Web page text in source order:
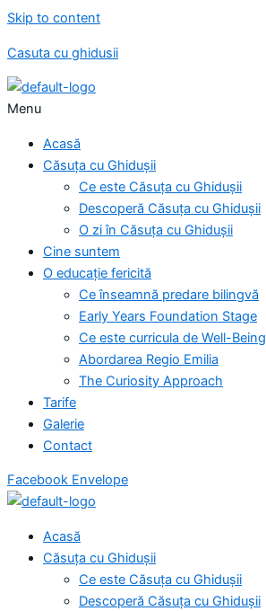
Skip to content
Casuta cu ghidusii
Menu
Acasă
Căsuța cu Ghidușii
Ce este Căsuța cu Ghidușii
Descoperă Căsuța cu Ghidușii
O zi în Căsuța cu Ghidușii
Cine suntem
O educație fericită
Ce înseamnă predare bilingvă
Early Years Foundation Stage
Ce este curricula de Well-Being
Abordarea Regio Emilia
The Curiosity Approach
Tarife
Galerie
Contact
Facebook Envelope
Acasă
Căsuța cu Ghidușii
Ce este Căsuța cu Ghidușii
Descoperă Căsuța cu Ghidușii